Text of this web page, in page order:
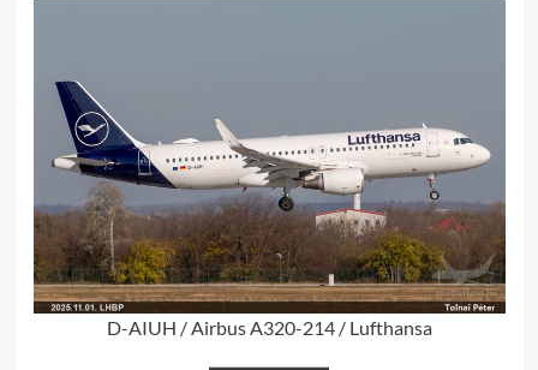
D-AIUH / Airbus A320-214 / Lufthansa